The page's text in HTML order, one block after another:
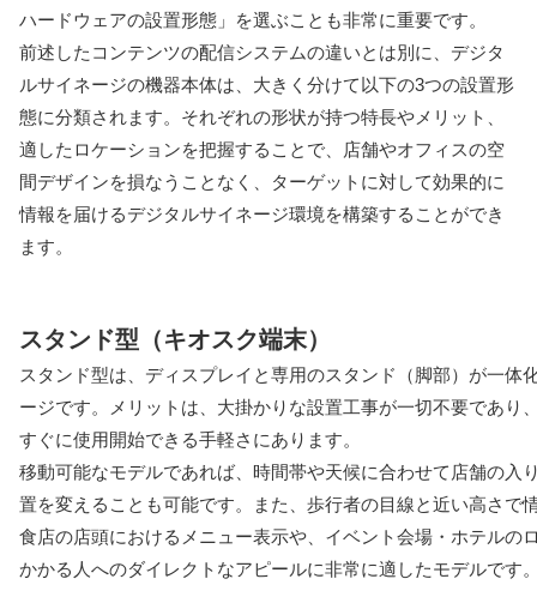
ハードウェアの設置形態」を選ぶことも非常に重要です。
前述したコンテンツの配信システムの違いとは別に、デジタ
ルサイネージの機器本体は、大きく分けて以下の3つの設置形
態に分類されます。それぞれの形状が持つ特長やメリット、
適したロケーションを把握することで、店舗やオフィスの空
間デザインを損なうことなく、ターゲットに対して効果的に
情報を届けるデジタルサイネージ環境を構築することができ
ます。
スタンド型（キオスク端末）
スタンド型は、ディスプレイと専用のスタンド（脚部）が一体
ージです。メリットは、大掛かりな設置工事が一切不要であり
すぐに使用開始できる手軽さにあります。
移動可能なモデルであれば、時間帯や天候に合わせて店舗の入
置を変えることも可能です。また、歩行者の目線と近い高さで
食店の店頭におけるメニュー表示や、イベント会場・ホテルの
かかる人へのダイレクトなアピールに非常に適したモデルです